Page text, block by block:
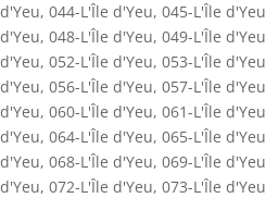
d'Yeu, 044-L'Île d'Yeu, 045-L'Île d'Yeu
d'Yeu, 048-L'Île d'Yeu, 049-L'Île d'Yeu
d'Yeu, 052-L'Île d'Yeu, 053-L'Île d'Yeu
d'Yeu, 056-L'Île d'Yeu, 057-L'Île d'Yeu
d'Yeu, 060-L'Île d'Yeu, 061-L'Île d'Yeu
d'Yeu, 064-L'Île d'Yeu, 065-L'Île d'Yeu
d'Yeu, 068-L'Île d'Yeu, 069-L'Île d'Yeu
d'Yeu, 072-L'Île d'Yeu, 073-L'Île d'Yeu